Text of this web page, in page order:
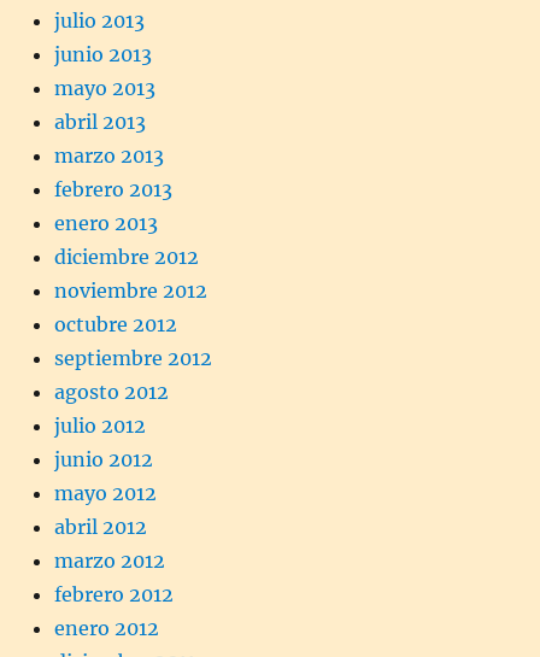
julio 2013
junio 2013
mayo 2013
abril 2013
marzo 2013
febrero 2013
enero 2013
diciembre 2012
noviembre 2012
octubre 2012
septiembre 2012
agosto 2012
julio 2012
junio 2012
mayo 2012
abril 2012
marzo 2012
febrero 2012
enero 2012